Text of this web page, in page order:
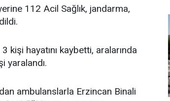
112 Acil Sağlık, jandarma,
kişi hayatını kaybetti, aralarında
yaralandı.
ambulanslarla Erzincan Binali